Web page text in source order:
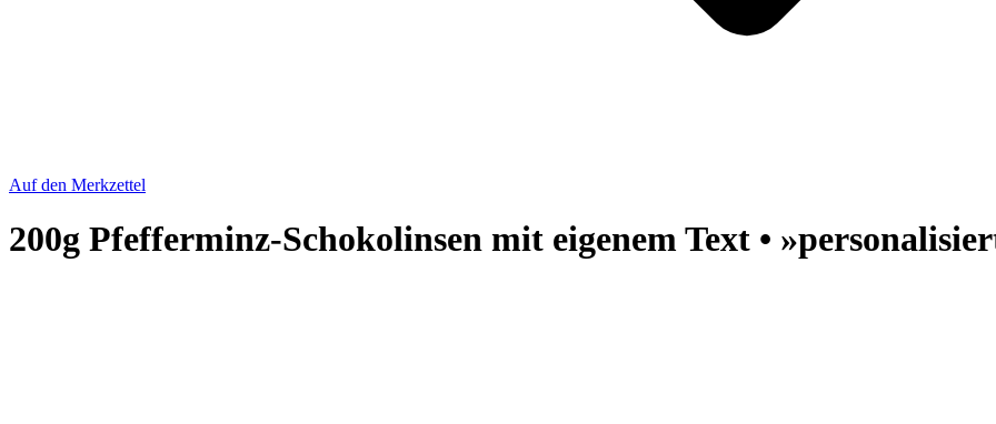
Auf den Merkzettel
200g Pfefferminz-Schokolinsen mit eigenem Text •